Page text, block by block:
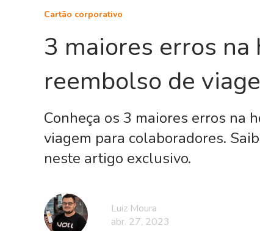
Cartão corporativo
3 maiores erros na
reembolso de
Conheça os 3 maiores erros na
viagem para colaboradores.
neste artigo exclusivo.
Luiz Moura
abr. 27, 2023